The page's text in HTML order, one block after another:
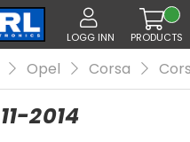
LOGG INN PRODUCTS
Opel Corsa
2014